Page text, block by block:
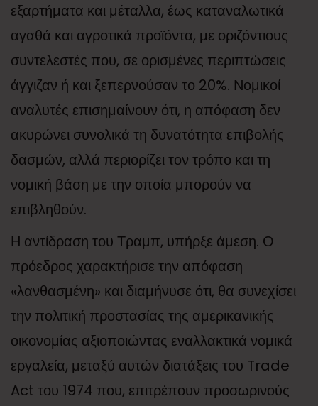
εξαρτήματα και μέταλλα, έως καταναλωτικά
αγαθά και αγροτικά προϊόντα, με οριζόντιους
συντελεστές που, σε ορισμένες περιπτώσεις
άγγιζαν ή και ξεπερνούσαν το 20%. Νομικοί
αναλυτές επισημαίνουν ότι, η απόφαση δεν
ακυρώνει συνολικά τη δυνατότητα επιβολής
δασμών, αλλά περιορίζει τον τρόπο και τη
νομική βάση με την οποία μπορούν να
επιβληθούν.
Η αντίδραση του Τραμπ, υπήρξε άμεση. Ο
πρόεδρος χαρακτήρισε την απόφαση
«λανθασμένη» και διαμήνυσε ότι, θα συνεχίσει
την πολιτική προστασίας της αμερικανικής
οικονομίας αξιοποιώντας εναλλακτικά νομικά
εργαλεία, μεταξύ αυτών διατάξεις του Trade
Act του 1974 που, επιτρέπουν προσωρινούς